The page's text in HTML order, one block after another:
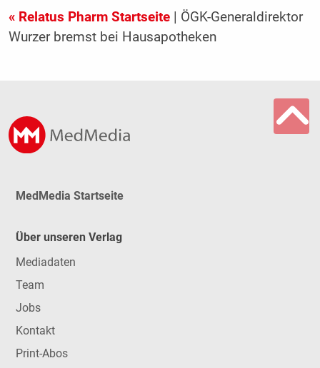
« Relatus Pharm Startseite| ÖGK-Generaldirektor
Wurzer bremst bei Hausapotheken
MedMedia Startseite
Über unseren Verlag
Mediadaten
Team
Jobs
Kontakt
Print-Abos